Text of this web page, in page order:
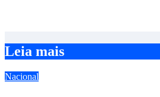
Leia mais
Nacional